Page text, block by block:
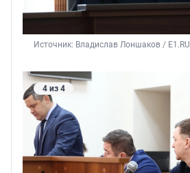
Источник: Владислав Лоншаков / E1.RU
4 из 4